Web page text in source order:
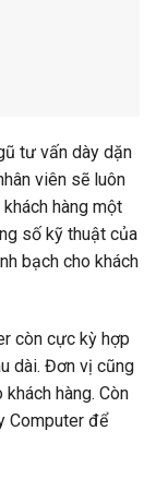
tư vấn dày dặn
viên sẽ luôn
hàng một
số kỹ thuật của
bạch cho khách
còn cực kỳ hợp
dài. Đơn vị cũng
hàng. Còn
Computer để